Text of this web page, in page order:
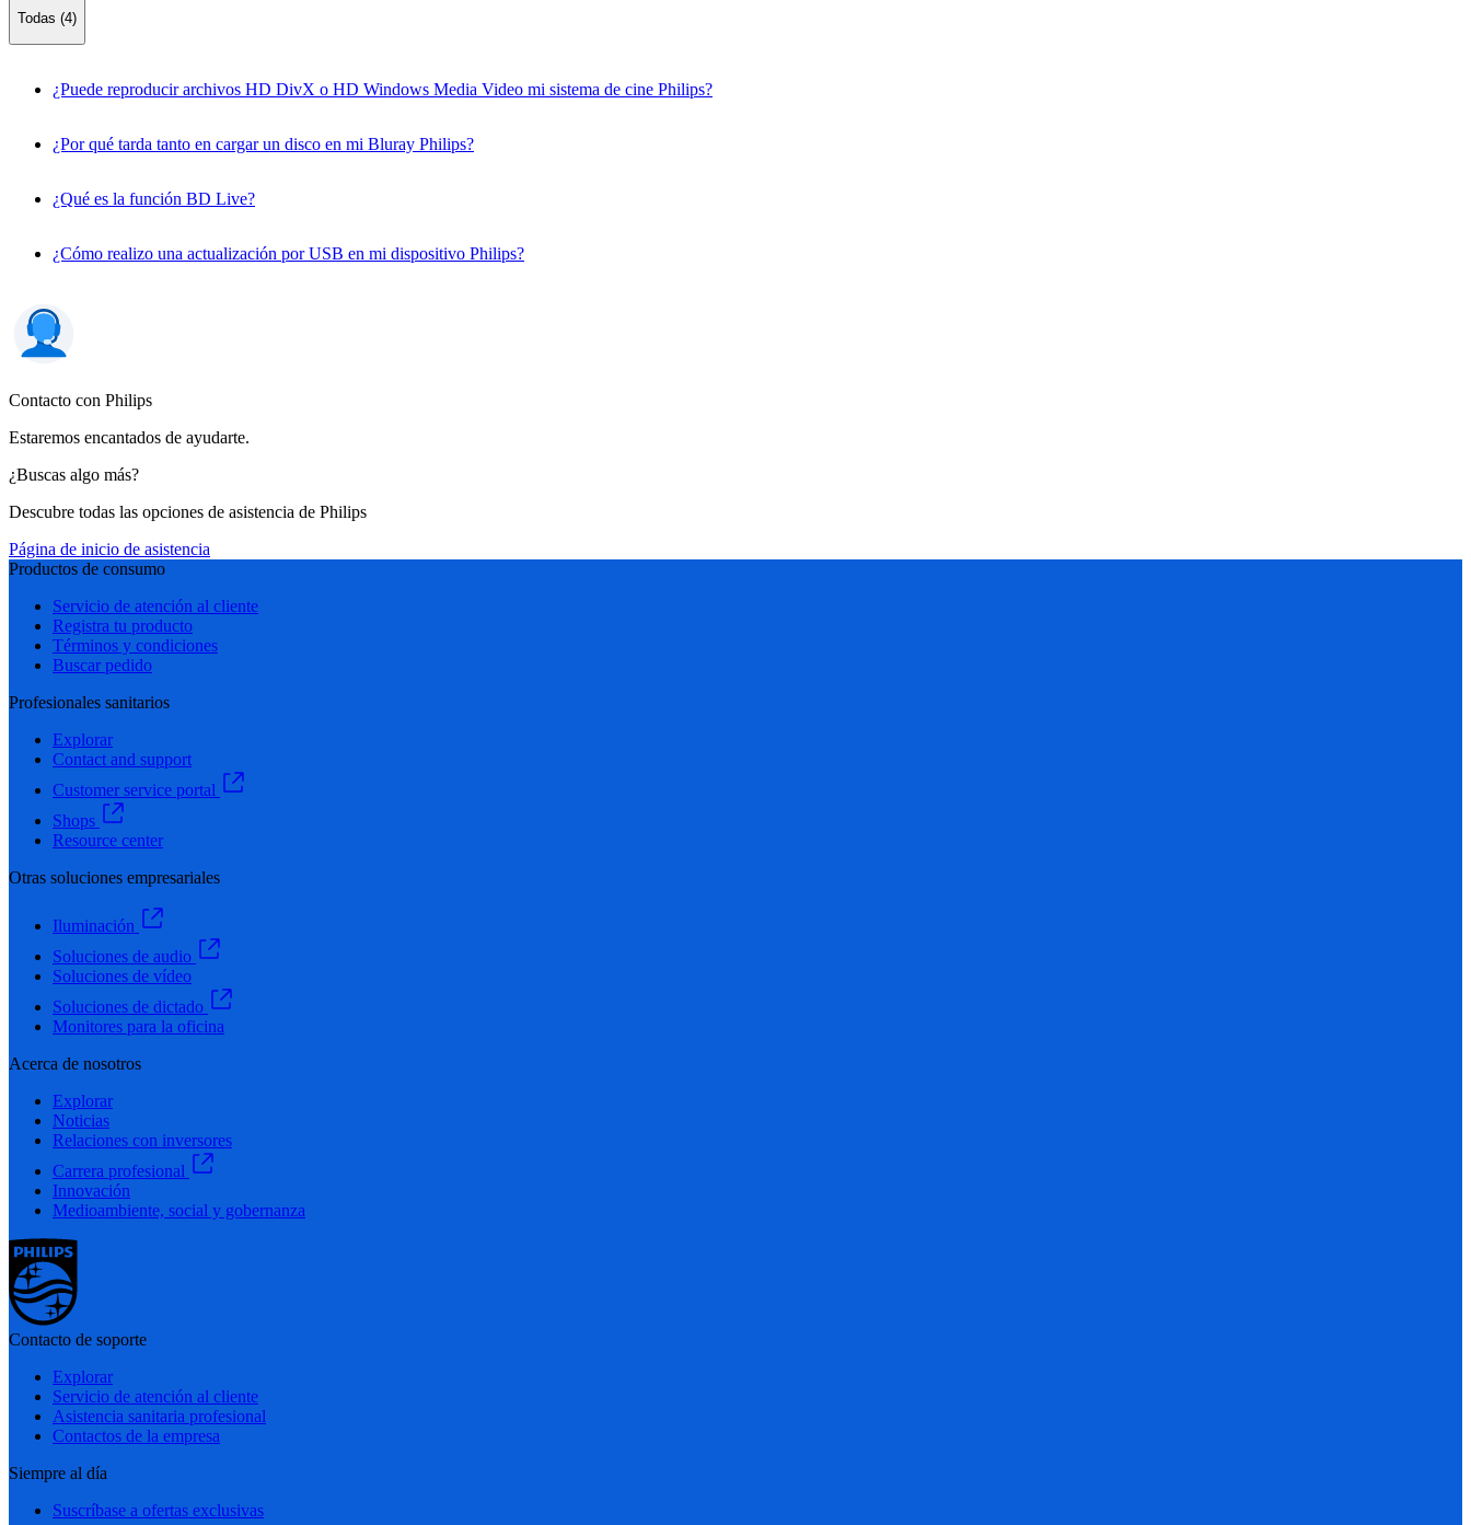
Todas (4)
¿Puede reproducir archivos HD DivX o HD Windows Media Video mi sistema de cine Philips?
¿Por qué tarda tanto en cargar un disco en mi Bluray Philips?
¿Qué es la función BD Live?
¿Cómo realizo una actualización por USB en mi dispositivo Philips?
Contacto con Philips
Estaremos encantados de ayudarte.
¿Buscas algo más?
Descubre todas las opciones de asistencia de Philips
Página de inicio de asistencia
Productos de consumo
Servicio de atención al cliente
Registra tu producto
Términos y condiciones
Buscar pedido
Profesionales sanitarios
Explorar
Contact and support
Customer service portal
Shops
Resource center
Otras soluciones empresariales
Iluminación
Soluciones de audio
Soluciones de vídeo
Soluciones de dictado
Monitores para la oficina
Acerca de nosotros
Explorar
Noticias
Relaciones con inversores
Carrera profesional
Innovación
Medioambiente, social y gobernanza
Contacto de soporte
Explorar
Servicio de atención al cliente
Asistencia sanitaria profesional
Contactos de la empresa
Siempre al día
Suscríbase a ofertas exclusivas